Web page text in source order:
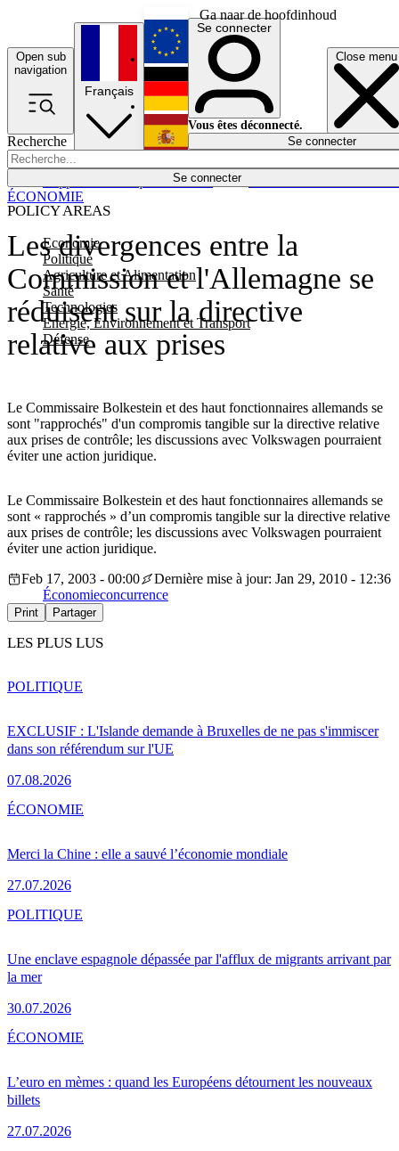
Ga naar de hoofdinhoud
Open sub
navigation
Close menu
Recherche
Se connecter
POLICY AREAS
Economie
Politique
Agriculture et Alimentation
Santé
Technologies
Energie, Environnement et Transport
Défense
Économie
Français
English
Deutsch
Español
Se connecter
Vous êtes déconnecté.
Se connecter
Les divergences entre la
Commission et l'Allemagne se
réduisent sur la directive
relative aux prises
Le Commissaire Bolkestein et des haut fonctionnaires allemands se
sont "rapprochés" d'un compromis tangible sur la directive relative
aux prises de contrôle; les discussions avec Volkswagen pourraient
éviter une action juridique.
ÉCONOMIE
Le Commissaire Bolkestein et des haut fonctionnaires allemands se
sont « rapprochés » d’un compromis tangible sur la directive relative
aux prises de contrôle; les discussions avec Volkswagen pourraient
éviter une action juridique.
Feb 17, 2003 - 00:00
Dernière mise à jour: Jan 29, 2010 - 12:36
Économieconcurrence
Print Partager
LES PLUS LUS
EXCLUSIF : L'Islande demande à Bruxelles de ne pas s'immiscer
dans son référendum sur l'UE
07.08.2026
POLITIQUE
Merci la Chine : elle a sauvé l’économie mondiale
27.07.2026
ÉCONOMIE
Une enclave espagnole dépassée par l'afflux de migrants arrivant par
la mer
30.07.2026
POLITIQUE
L’euro en mèmes : quand les Européens détournent les nouveaux
billets
27.07.2026
ÉCONOMIE